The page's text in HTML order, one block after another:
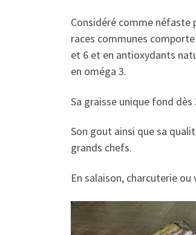
Considéré comme néfaste
races communes
et 6 et en antioxydants
en oméga 3.
Sa graisse unique fond dès
Son gout ainsi que sa
grands chefs.
En salaison, charcuterie